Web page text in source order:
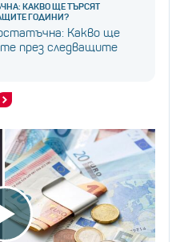
КАКВО ЩЕ ТЪРСЯТ
ГОДИНИ?
Какво ще
през следващите